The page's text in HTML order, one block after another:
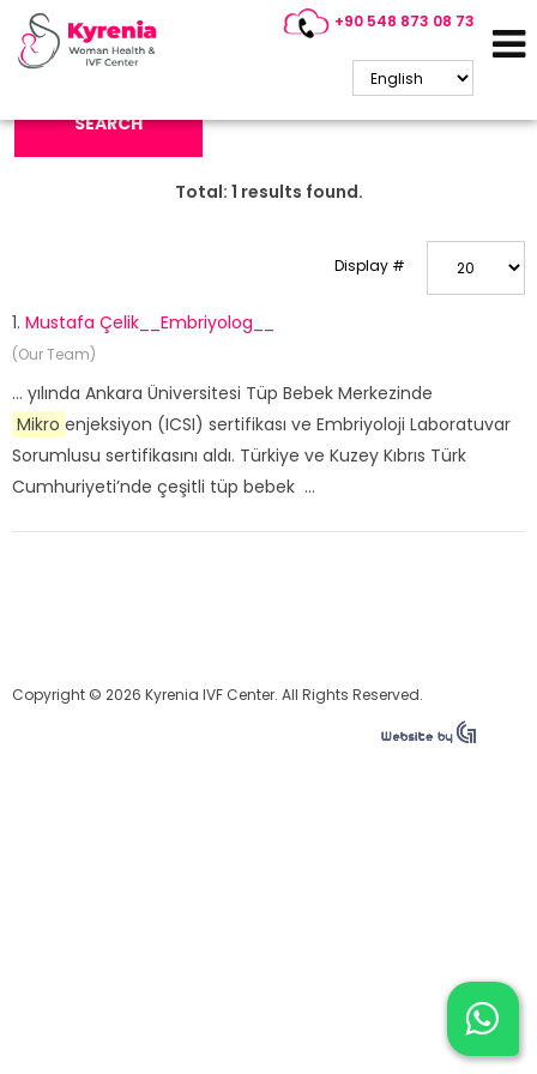
+90 548 873 08 73
Search Keyword:
SEARCH
Total: 1 results found.
Display #
1. Mustafa Çelik__Embriyolog__
(Our Team)
... yılında Ankara Üniversitesi Tüp Bebek Merkezinde
Mikro enjeksiyon (ICSI) sertifikası ve Embriyoloji Laboratuvar
Sorumlusu sertifikasını aldı. Türkiye ve Kuzey Kıbrıs Türk
Cumhuriyeti’nde çeşitli tüp bebek ...
Copyright © 2026 Kyrenia IVF Center. All Rights Reserved.